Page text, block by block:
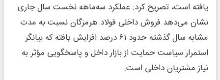
یافته است، تصریح کرد: عملکرد سه‌ماهه نخست سال جاری
نشان می‌دهد فروش داخلی فولاد هرمزگان نسبت به مدت
مشابه سال گذشته حدود ۶۱ درصد افزایش یافته که بیانگر
استمرار سیاست حمایت از بازار داخل و پاسخگویی مؤثر به
نیاز مشتریان داخلی است.